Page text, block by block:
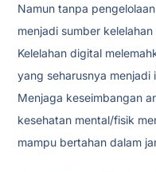
Namun tanpa
menjadi sumber kelelahan
Kelelahan digital
yang seharusnya
Menjaga keseimbangan
kesehatan mental/fisik
mampu bertahan dalam